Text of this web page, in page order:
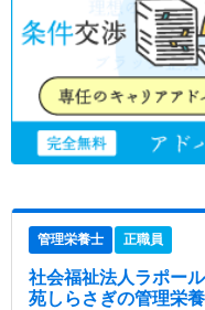
管理栄養士 正職員
社会福祉法人ラポー
苑しらさぎの管理栄